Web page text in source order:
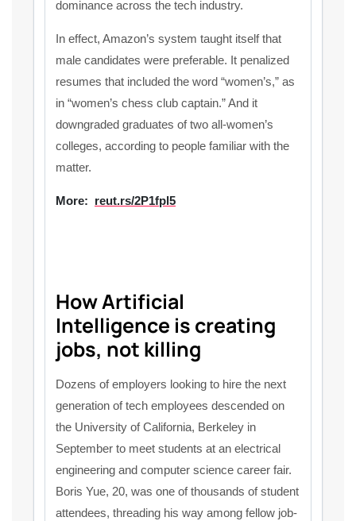
dominance across the tech industry.
In effect, Amazon’s system taught itself that
male candidates were preferable. It penalized
resumes that included the word “women’s,” as
in “women’s chess club captain.” And it
downgraded graduates of two all-women’s
colleges, according to people familiar with the
matter.
More: reut.rs/2P1fpl5
How Artificial
Intelligence is creating
jobs, not killing
Dozens of employers looking to hire the next
generation of tech employees descended on
the University of California, Berkeley in
September to meet students at an electrical
engineering and computer science career fair.
Boris Yue, 20, was one of thousands of student
attendees, threading his way among fellow job-